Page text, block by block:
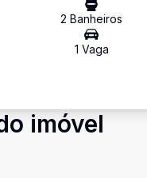
2 Banheiros
1 Vaga
imóvel